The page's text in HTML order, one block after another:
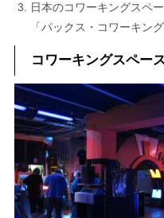
日本のコワーキングスペ
「パックス・コワーキング
コワーキングスペー